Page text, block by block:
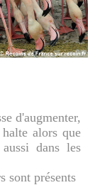
d'augmenter,
alors que
dans les
sont présents